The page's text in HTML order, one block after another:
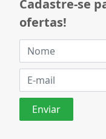
Cadastre-se
ofertas!